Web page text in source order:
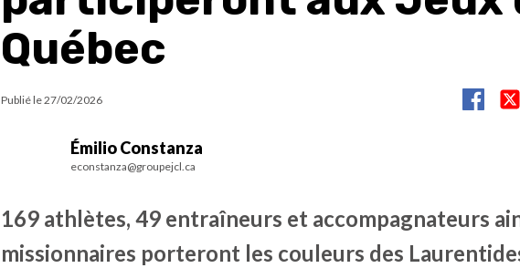
Québec
Publié le27/02/2026
Émilio Constanza
econstanza@groupejcl.ca
169 athlètes, 49 entraîneurs et accompagnateurs
missionnaires porteront les couleurs des